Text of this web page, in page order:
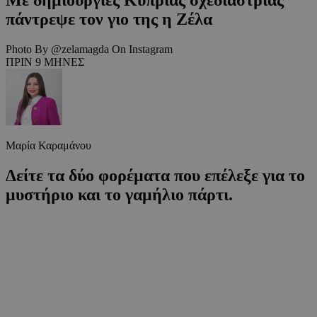
πάντρεψε τον γιο της η Ζέλα
Photo By @zelamagda On Instagram
ΠΡΙΝ 9 ΜΗΝΕΣ
Μαρία Καραμάνου
Δείτε τα δύο φορέματα που επέλεξε για το
μυστήριο και το γαμήλιο πάρτι.